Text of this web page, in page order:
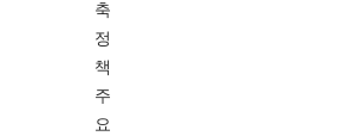
축
정
책
주
요